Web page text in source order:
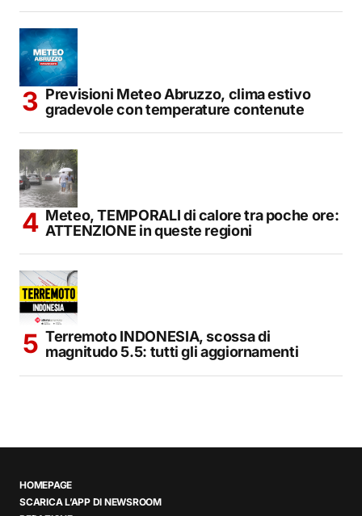
Previsioni Meteo Abruzzo, clima estivo
gradevole con temperature contenute
Meteo, TEMPORALI di calore tra poche ore:
ATTENZIONE in queste regioni
Terremoto INDONESIA, scossa di
magnitudo 5.5: tutti gli aggiornamenti
HOMEPAGE
SCARICA L’APP DI NEWSROOM